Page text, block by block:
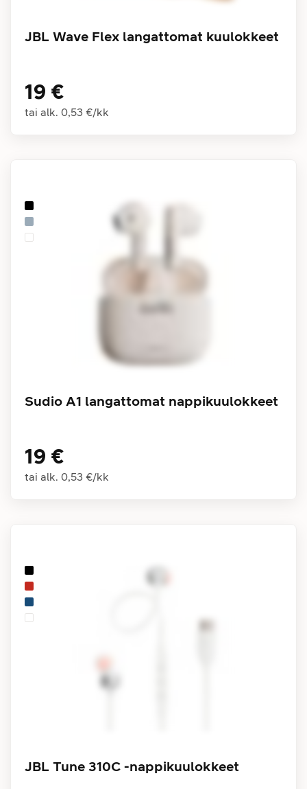
JBL Wave Flex langattomat kuulokkeet
19 €
tai alk. 0,53 €/kk
Sudio A1 langattomat nappikuulokkeet
19 €
tai alk. 0,53 €/kk
JBL Tune 310C -nappikuulokkeet